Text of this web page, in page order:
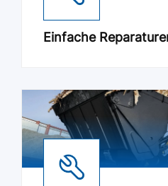
Einfache